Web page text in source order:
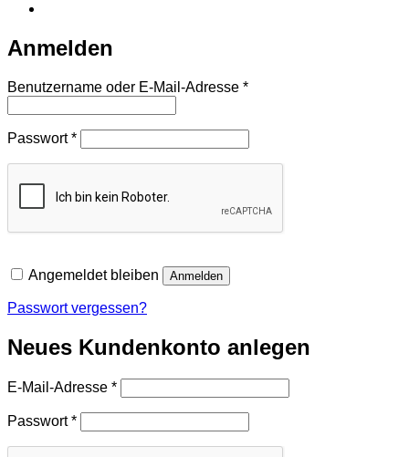
Anmelden
Benutzername oder E-Mail-Adresse *Erforderlich
Passwort*Erforderlich
Angemeldet bleiben Anmelden
Passwort vergessen?
Neues Kundenkonto anlegen
E-Mail-Adresse *Erforderlich
Passwort*Erforderlich